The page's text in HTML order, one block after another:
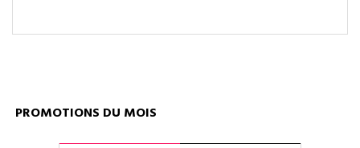
PROMOTIONS DU MOIS